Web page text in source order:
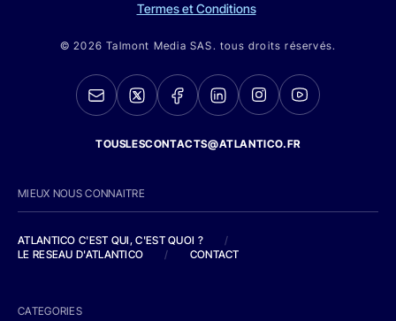
Termes et Conditions
© 2026 Talmont Media SAS. tous droits réservés.
TOUSLESCONTACTS@ATLANTICO.FR
MIEUX NOUS CONNAITRE
ATLANTICO C'EST QUI, C'EST QUOI ?
/
LE RESEAU D'ATLANTICO
/ CONTACT
CATEGORIES